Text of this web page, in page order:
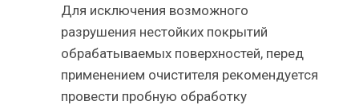
Для исключения возможного
разрушения нестойких покрытий
обрабатываемых поверхностей, перед
применением очистителя рекомендуется
провести пробную обработку